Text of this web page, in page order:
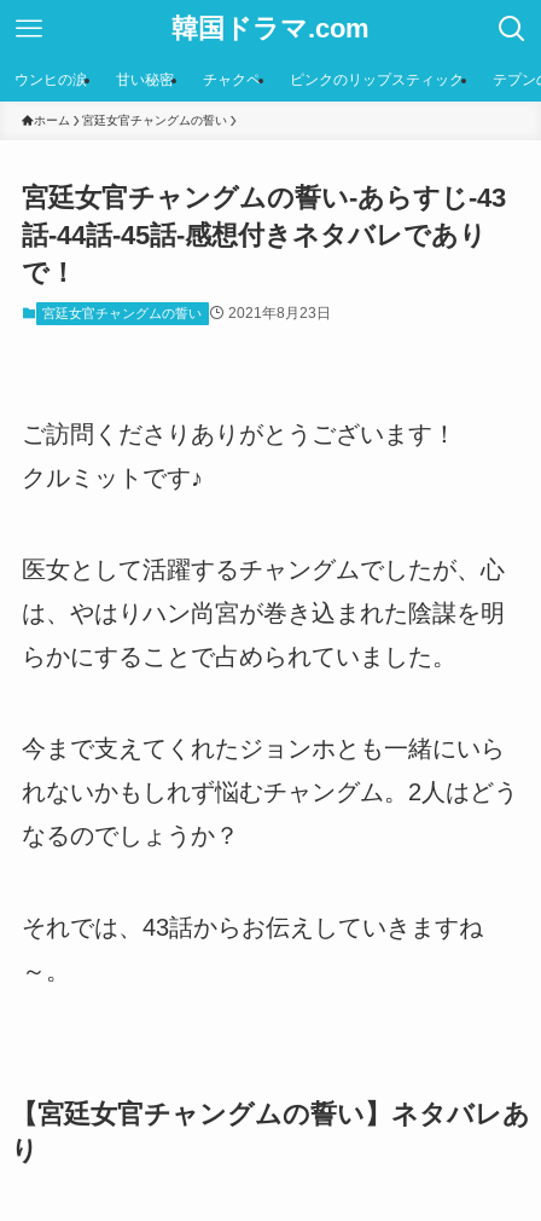
韓国ドラマ.com
ウンヒの涙 甘い秘密 チャクペ ピンクのリップスティック テプン
ホーム 宮廷女官チャングムの誓い
宮廷女官チャングムの誓い-あらすじ-43
話-44話-45話-感想付きネタバレであり
で！
宮廷女官チャングムの誓い 2021年8月23日
ご訪問くださりありがとうございます！
クルミットです♪
医女として活躍するチャングムでしたが、心
は、やはりハン尚宮が巻き込まれた陰謀を明
らかにすることで占められていました。
今まで支えてくれたジョンホとも一緒にいら
れないかもしれず悩むチャングム。2人はどう
なるのでしょうか？
それでは、43話からお伝えしていきますね
～。
【宮廷女官チャングムの誓い】ネタバレあ
り